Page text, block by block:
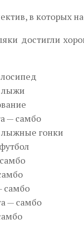
в которых
достигли
лыжи
— самбо
лыжные гонки
самбо
— самбо